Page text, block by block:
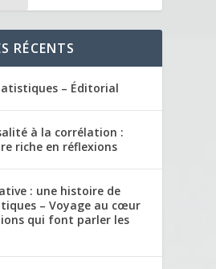
RÉCENTS
– Éditorial
à la corrélation :
riche en réflexions
: une histoire de
– Voyage au cœur
qui font parler les